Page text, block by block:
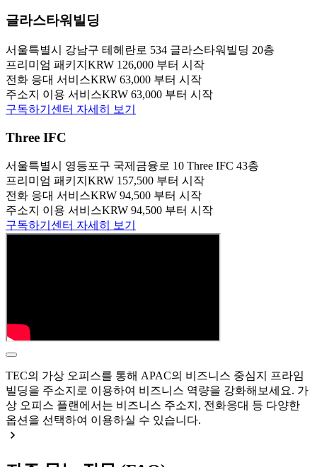
글라스타워빌딩
서울특별시 강남구 테헤란로 534 글라스타워빌딩 20층
프리미엄 패키지 KRW 126,000 부터 시작
전화 응대 서비스KRW 63,000 부터 시작
주소지 이용 서비스KRW 63,000 부터 시작
구독하기 센터 자세히 보기
Three IFC
서울특별시 영등포구 국제금융로 10 Three IFC 43층
프리미엄 패키지 KRW 157,500 부터 시작
전화 응대 서비스KRW 94,500 부터 시작
주소지 이용 서비스KRW 94,500 부터 시작
구독하기 센터 자세히 보기
TEC의 가상 오피스를 통해 APAC의 비즈니스 중심지 프라임
빌딩을 주소지로 이용하여 비즈니스 역량을 강화해보세요. 가
상 오피스 플랜에서는 비즈니스 주소지, 전화응대 등 다양한
옵션을 선택하여 이용하실 수 있습니다.